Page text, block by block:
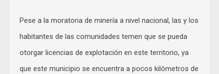
Pese a la moratoria de minería a nivel nacional, las y los
habitantes de las comunidades temen que se pueda
otorgar licencias de explotación en este territorio, ya
que este municipio se encuentra a pocos kilómetros de